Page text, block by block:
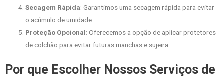
Secagem Rápida: Garantimos uma secagem rápida para evitar
o acúmulo de umidade.
Proteção Opcional: Oferecemos a opção de aplicar protetores
de colchão para evitar futuras manchas e sujeira.
Por que Escolher Nossos Serviços de